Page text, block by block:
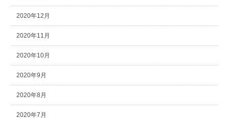
2020年12月
2020年11月
2020年10月
2020年9月
2020年8月
2020年7月